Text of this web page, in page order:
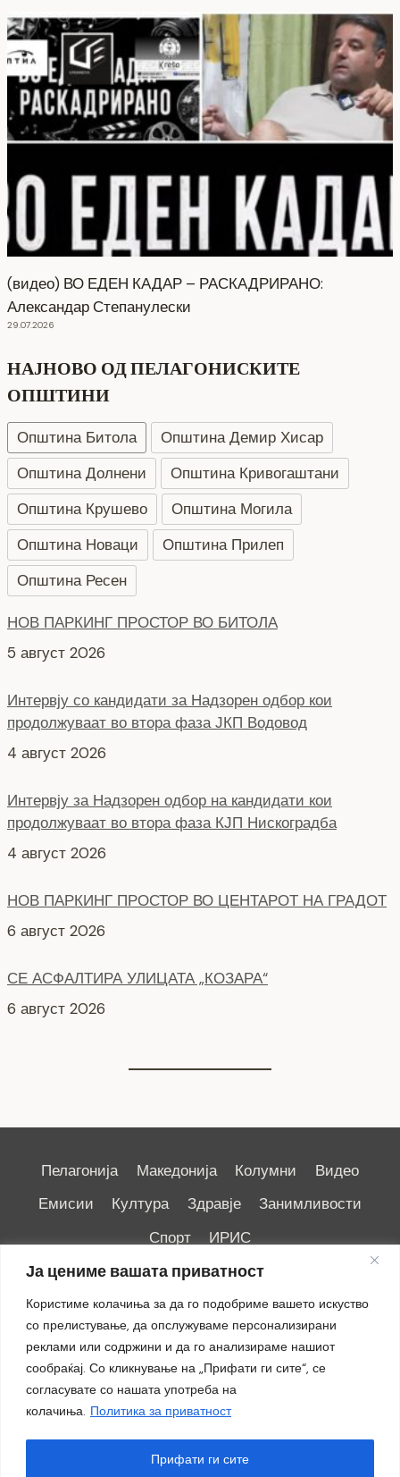
Ја цениме вашата приватност
Користиме колачиња за да го подобриме вашето искуство
со прелистување, да опслужуваме персонализирани
реклами или содржини и да го анализираме нашиот
сообраќај. Со кликнување на „Прифати ги сите“, се
согласувате со нашата употреба на
колачиња. Политика за приватност
Прифати ги сите
(видео) ВО ЕДЕН КАДАР – РАСКАДРИРАНО:
Александар Степанулески
29.07.2026
НАЈНОВО ОД ПЕЛАГОНИСКИТЕ
ОПШТИНИ
Општина Битола
Општина Демир Хисар
Општина Долнени
Општина Кривогаштани
Општина Крушево
Општина Могила
Општина Новаци
Општина Прилеп
Општина Ресен
НОВ ПАРКИНГ ПРОСТОР ВО БИТОЛА
5 август 2026
Интервју со кандидати за Надзорен одбор кои
продолжуваат во втора фаза ЈКП Водовод
4 август 2026
Интервју за Надзорен одбор на кандидати кои
продолжуваат во втора фаза КЈП Нискоградба
4 август 2026
НОВ ПАРКИНГ ПРОСТОР ВО ЦЕНТАРОТ НА ГРАДОТ
6 август 2026
СЕ АСФАЛТИРА УЛИЦАТА „КОЗАРА“
6 август 2026
Пелагонија Македонија Колумни
Видео
Емисии
Култура Здравје
Занимливости
Спорт
ИРИС
Импресум|Маркетинг